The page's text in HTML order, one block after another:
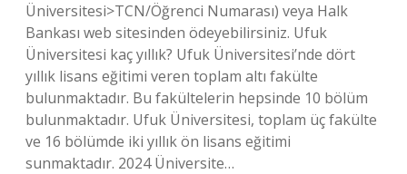
Üniversitesi>TCN/Öğrenci Numarası) veya Halk
Bankası web sitesinden ödeyebilirsiniz. Ufuk
Üniversitesi kaç yıllık? Ufuk Üniversitesi’nde dört
yıllık lisans eğitimi veren toplam altı fakülte
bulunmaktadır. Bu fakültelerin hepsinde 10 bölüm
bulunmaktadır. Ufuk Üniversitesi, toplam üç fakülte
ve 16 bölümde iki yıllık ön lisans eğitimi
sunmaktadır. 2024 Üniversite…